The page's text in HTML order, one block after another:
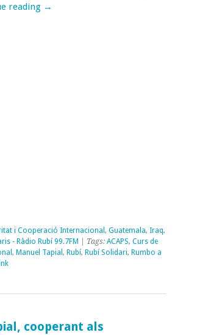
reading →
i Cooperació Internacional , Guatemala, Iraq,
- Ràdio Rubí 99.7FM | Tags: ACAPS, Curs de
, Manuel Tapial , Rubí, Rubí Solidari, Rumbo a
cooperant als